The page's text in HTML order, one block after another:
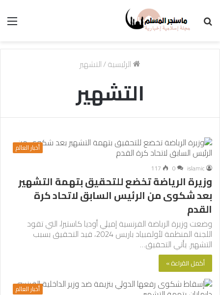
الرئيسية/التشهير
التشهير
أخبار العالم
islamic
0
117
وزيرة الرياضة تخضع للتحقيق بتهمة التشهير
بعد شكوى من الرئيس السابق لاتحاد كرة
القدم
وضعت وزيرة الرياضة الفرنسية إميلي أوديا كاستيرا، التي تقود
اللجنة المنظمة لأولمبياد باريس 2024، قيد التحقيق بسبب
التشهير. يأتي التحقيق…
أكمل القراءة »
أخبار العالم